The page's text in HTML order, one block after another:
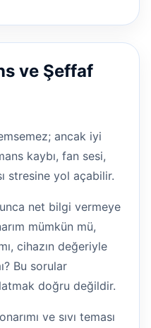
ve Şeffaf
ancak iyi
kaybı, fan sesi,
stresine yol açabilir.
net bilgi vermeye
mümkün mü,
cihazın değeriyle
Bu sorular
doğru değildir.
ve sıvı teması